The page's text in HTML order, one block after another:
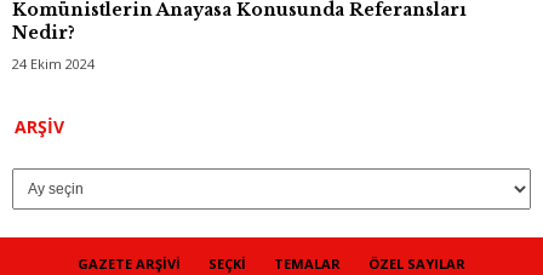
Komünistlerin Anayasa Konusunda Referansları
Nedir?
24 Ekim 2024
ARŞIV
GAZETE ARŞIVI SEÇKI TEMALAR ÖZEL SAYILAR